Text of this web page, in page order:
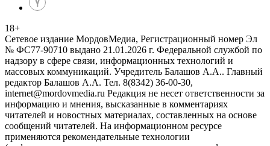
18+
Сетевое издание МордовМедиа, Регистрационный номер Эл
№ ФС77-90710 выдано 21.01.2026 г. Федеральной службой по
надзору в сфере связи, информационных технологий и
массовых коммуникаций. Учредитель Балашов А.А.. Главный
редактор Балашов А.А. Тел. 8(8342) 36-00-30,
internet@mordovmedia.ru Редакция не несет ответственности за
информацию и мнения, высказанные в комментариях
читателей и новостных материалах, составленных на основе
сообщений читателей. На информационном ресурсе
применяются рекомендательные технологии